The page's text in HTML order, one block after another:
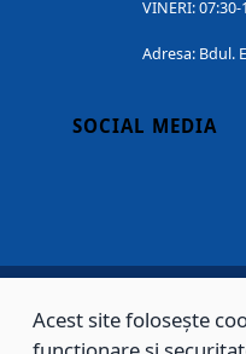
VINERI: 07:30-
Adresa: Bdul.
SOCIAL MEDIA
Copyright © 2002 - 2026 -
Acest site folosește